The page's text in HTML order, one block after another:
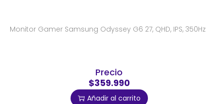
Monitor Gamer Samsung Odyssey G6 27, QHD, IPS, 350Hz
Precio
$359.990
Añadir al carrito